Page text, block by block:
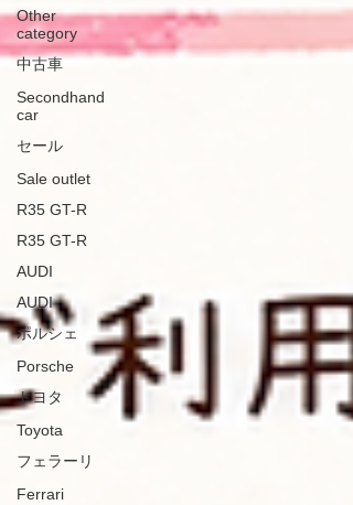
Other
category
中古車
Secondhand
car
セール
Sale outlet
R35 GT-R
R35 GT-R
AUDI
AUDI
ポルシェ
Porsche
トヨタ
Toyota
フェラーリ
Ferrari